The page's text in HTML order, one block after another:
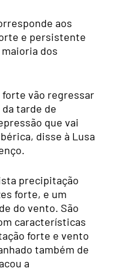
aos
e persistente
dos
vão regressar
tarde de
que vai
disse à Lusa
precipitação
forte, e um
do vento. São
características
forte e vento
também de
a